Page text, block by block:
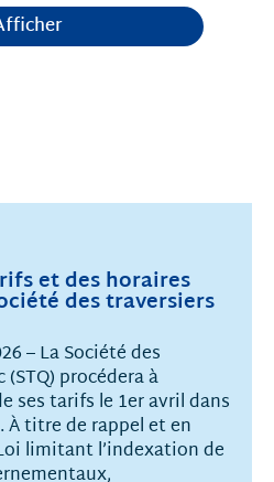
et des horaires
des traversiers
– La Société des
procédera à
ses tarifs le 1er avril dans
À titre de rappel et en
limitant l’indexation de